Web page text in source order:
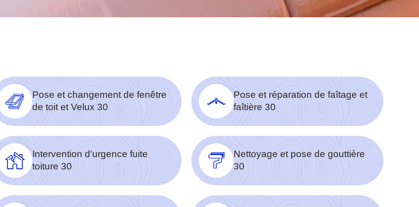
Pose et changement de fenêtre
de toit et Velux 30
Pose et réparation de faîtage et
faîtière 30
Intervention d'urgence fuite
toiture 30
Nettoyage et pose de gouttière
30